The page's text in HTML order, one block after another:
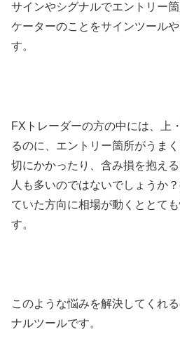
サインやシグナルでエントリー
ケーターのことをサインツール
す。
FXトレーダーの方の中には、上
るのに、エントリー箇所がうま
切にかかったり、含み損を抱え
人も多いのではないでしょうか
ていた方向に相場が動くととて
す。
このような悩みを解決してくれ
ナルツールです。